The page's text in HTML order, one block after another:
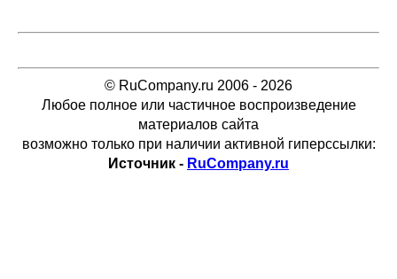
© RuCompany.ru 2006 - 2026
Любое полное или частичное воспроизведение
материалов сайта
возможно только при наличии активной гиперссылки:
Источник - RuCompany.ru